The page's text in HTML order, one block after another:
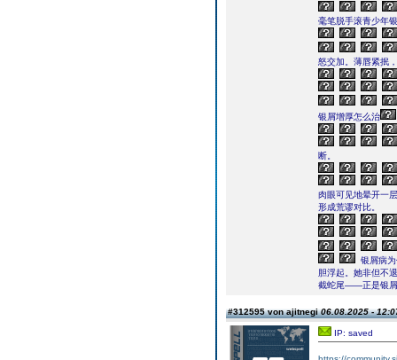
毫笔脱手滚青少年
怒交加。薄唇紧抿
银屑增厚怎么治
断。
肉眼可见地晕开一
形成荒谬对比。
银屑病
胆浮起。她非但不
截蛇尾――正是银屑
#312595 von ajitnegi06.08.2025 -
IP: saved